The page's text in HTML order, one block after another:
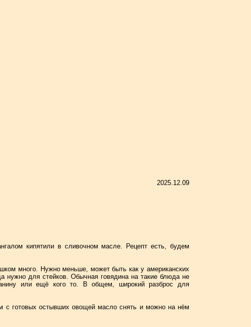
2025.12.09
кипятили в сливочном масле. Рецепт есть, будем
много. Нужно меньше, может быть как у американских
для стейков. Обычная говядина на такие блюда не
или ещё кого то. В общем, широкий разброс для
готовых остывших овощей масло снять и можно на нём